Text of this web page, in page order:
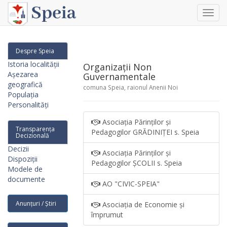
Despre Speia
Istoria localității
Așezarea
geografică
Populația
Personalități
Transparența
Decizională
Decizii
Dispoziții
Modele de
documente
Anunțuri / Știri
Organizații Non
Guvernamentale
comuna Speia, raionul Anenii Noi
Asociația Părinților și
Pedagogilor GRĂDINIȚEI s. Speia
Asociația Părinților și
Pedagogilor ȘCOLII s. Speia
AO "CIVIC-SPEIA"
Asociația de Economie și
împrumut